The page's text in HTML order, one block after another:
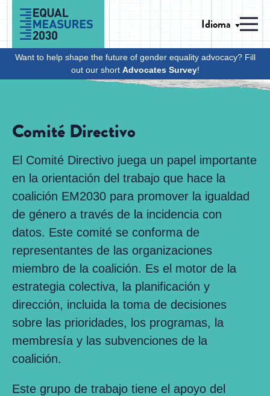
Skip to Content
Idioma
Want to help shape the future of gender equality advocacy? Fill
out our short Advocates Survey!
Comité Directivo
El Comité Directivo juega un papel importante
en la orientación del trabajo que hace la
coalición EM2030 para promover la igualdad
de género a través de la incidencia con
datos. Este comité se conforma de
representantes de las organizaciones
miembro de la coalición. Es el motor de la
estrategia colectiva, la planificación y
dirección, incluida la toma de decisiones
sobre las prioridades, los programas, la
membresía y las subvenciones de la
coalición.
Este grupo de trabajo tiene el apoyo del